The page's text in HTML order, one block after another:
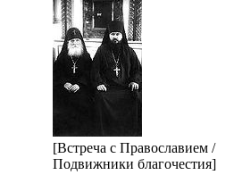
[Встреча с Православием /
Подвижники благочестия]